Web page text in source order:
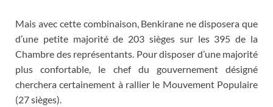
Mais avec cette combinaison, Benkirane ne disposera que
d’une petite majorité de 203 sièges sur les 395 de la
Chambre des représentants. Pour disposer d’une majorité
plus confortable, le chef du gouvernement désigné
cherchera certainement à rallier le Mouvement Populaire
(27 sièges).